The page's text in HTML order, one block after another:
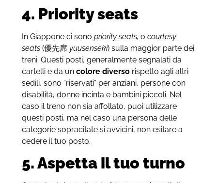
4. Priority seats
In Giappone ci sono priority seats, o courtesy
seats(優先席 yuusenseki) sulla maggior parte dei
treni. Questi posti, generalmente segnalati da
cartelli e da un colore diversorispetto agli altri
sedili, sono “riservati” per anziani, persone con
disabilità, donne incinta e bambini piccoli. Nel
caso il treno non sia affollato, puoi utilizzare
questi posti, ma nel caso una persona delle
categorie sopracitate si avvicini, non esitare a
cedere il tuo posto.
5. Aspetta il tuo turno